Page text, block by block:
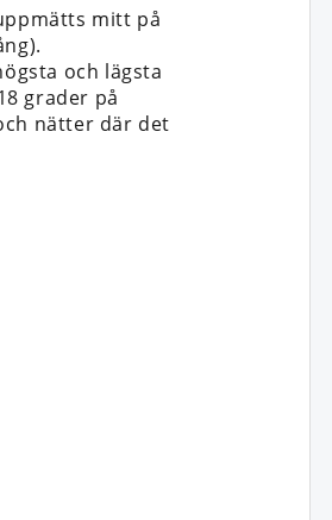
mitt på
och lägsta
grader på
nätter där det